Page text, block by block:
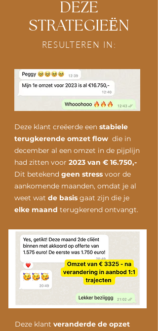
DEZE
STRATEGIEËN
RESULTEREN IN:
Deze klant creëerde een stabiele
terugkerende omzet flow die in
december al een omzet in de pijplijn
had zitten voor 2023 van € 16.750,-
Dit betekend geen stress voor de
aankomende maanden, omdat je al
weet wat de basis gaat zijn die je
elke maand terugkerend ontvangt.
Deze klant veranderde de opzet